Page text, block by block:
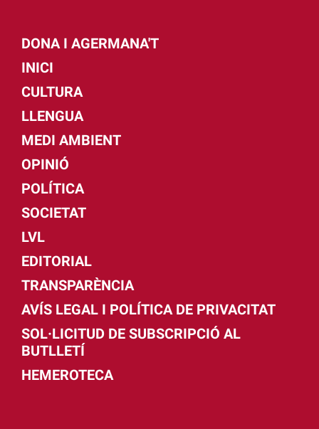
DONA I AGERMANA'T
INICI
CULTURA
LLENGUA
MEDI AMBIENT
OPINIÓ
POLÍTICA
SOCIETAT
LVL
EDITORIAL
TRANSPARÈNCIA
AVÍS LEGAL I POLÍTICA DE PRIVACITAT
SOL·LICITUD DE SUBSCRIPCIÓ AL
BUTLLETÍ
HEMEROTECA